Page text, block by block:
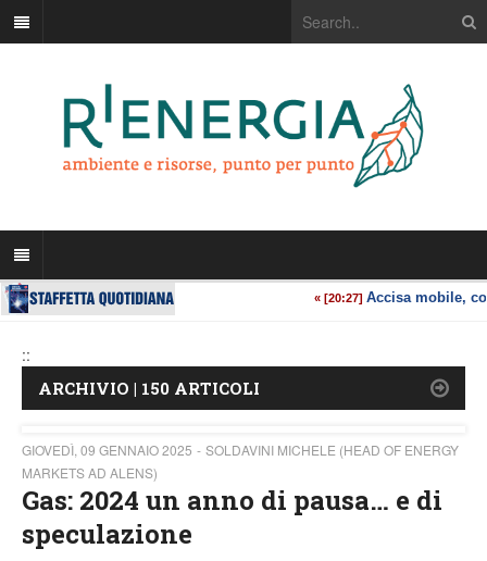
::
ARCHIVIO | 150 ARTICOLI
GIOVEDÌ, 09 GENNAIO 2025
SOLDAVINI MICHELE (HEAD OF ENERGY
MARKETS AD ALENS)
Gas: 2024 un anno di pausa… e di
speculazione